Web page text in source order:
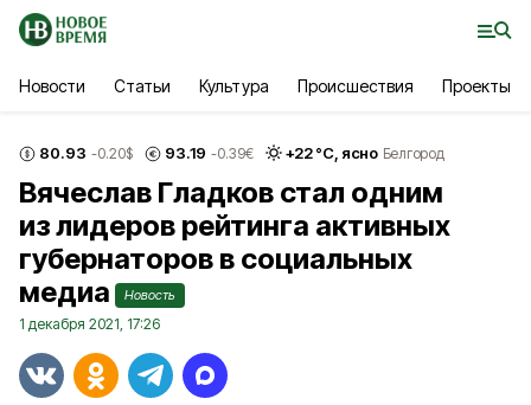
Новости Статьи Культура Происшествия Проекты
80.93 -0.20$ 93.19 -0.39€ +22°С, ясно Белгород
Вячеслав Гладков стал одним
из лидеров рейтинга активных
губернаторов в социальных
медиа
Новость
1 декабря 2021, 17:26